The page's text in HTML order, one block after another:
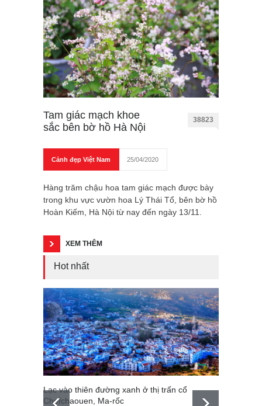
Tam giác mạch khoe
sắc bên bờ hồ Hà Nội
38823
Cảnh đẹp Việt Nam 25/04/2020
Hàng trăm chậu hoa tam giác mạch được bày
trong khu vực vườn hoa Lý Thái Tổ, bên bờ hồ
Hoàn Kiếm, Hà Nội từ nay đến ngày 13/11.
XEM THÊM
Hot nhất
Lạc vào thiên đường xanh ở thị trấn cổ
Chefchaouen, Ma-rốc